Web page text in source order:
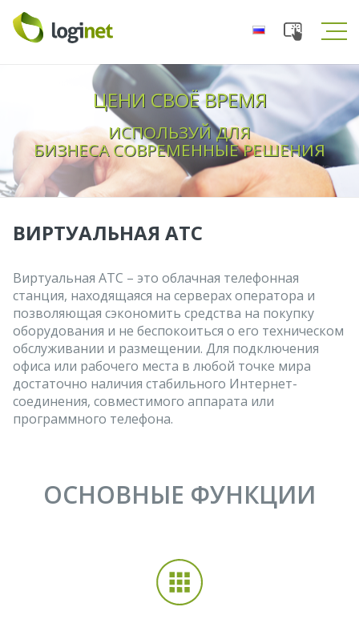
Toggle
ЦЕНИ СВОЁ ВРЕМЯ
ИСПОЛЬЗУЙ ДЛЯ
БИЗНЕСА СОВРЕМЕННЫЕ РЕШЕНИЯ
ВИРТУАЛЬНАЯ АТС
Виртуальная АТС – это облачная телефонная
станция, находящаяся на серверах оператора и
позволяющая сэкономить средства на покупку
оборудования и не беспокоиться о его техническом
обслуживании и размещении. Для подключения
офиса или рабочего места в любой точке мира
достаточно наличия стабильного Интернет-
соединения, совместимого аппарата или
программного телефона.
ОСНОВНЫЕ ФУНКЦИИ